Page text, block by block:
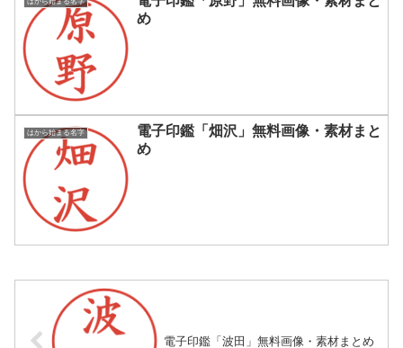
はから始まる名字
め
はから始まる名字
電子印鑑「畑沢」無料画像・素材まと
め
電子印鑑「波田」無料画像・素材まとめ